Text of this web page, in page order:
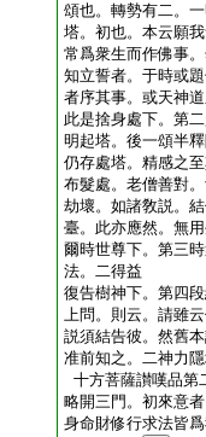
頌也。轉勢有二。
塔。初也。本云願
常爲衆生而作佛事
知立誓者。于時或
者序其事。或天神
此是捨身處下。第
明起塔。後一頌半
仍存處塔。精感之
布髮處。老僧善對
劫壞。如諸敎説。
臺。此亦應然。無
爾時世尊下。第三
法。二得益
復告樹神下。第四
上問。則云。請雖
説須結告彼。然舊
准前知之。二神力
十方菩薩讃嘆品第
略開三門。初來意
身命財修行求法皆